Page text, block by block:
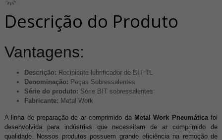
Descrição do Produto
Vantagens:
Descrição: Recipiente lubrificador de BIT TL
Denominação: Peças Sobressalentes
Série do produto: Série BIT sobressalentes
Fabricante: Metal Work
A linha de preparação de ar comprimido da Metal Work Pneumáticafoi
desenvolvida para indústrias que necessitam de ar comprimido de
qualidade. Nossos produtos possuem grande eficiência na remoção de